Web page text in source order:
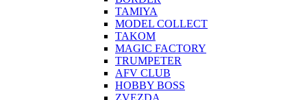
TAMIYA
MODEL COLLECT
TAKOM
MAGIC FACTORY
TRUMPETER
AFV CLUB
HOBBY BOSS